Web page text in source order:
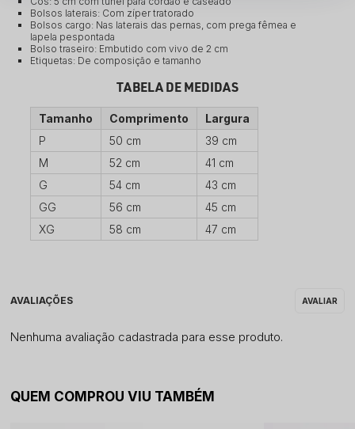
Bolsos laterais: Com zíper tratorado
Bolsos cargo: Nas laterais das pernas, com prega fêmea e
lapela pespontada
Bolso traseiro: Embutido com vivo de 2 cm
Etiquetas: De composição e tamanho
TABELA DE MEDIDAS
Tamanho Comprimento
Largura
P
50 cm
39 cm
M
52 cm
41 cm
G
54 cm
43 cm
GG
56 cm
45 cm
XG
58 cm 47 cm
Nenhuma avaliação cadastrada para esse produto.
QUEM COMPROU VIU TAMBÉM